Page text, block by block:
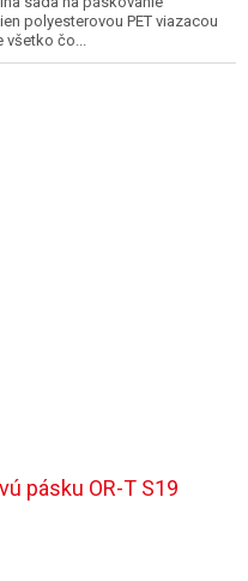
O
polyesterovou PET viazacou
čo...
pásku OR-T S19